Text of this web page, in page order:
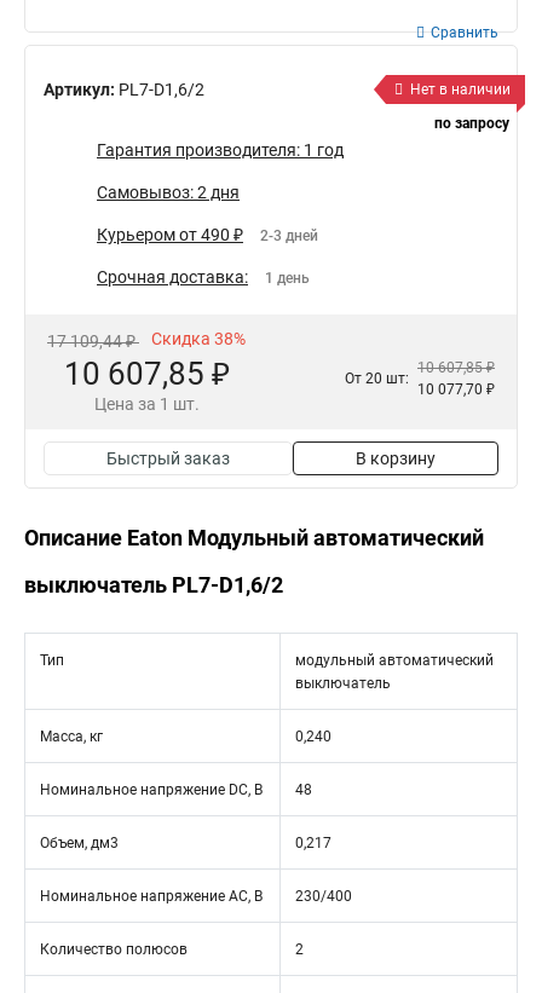
Артикул: PL7-D1,6/2
Сравнить
Нет в наличии
по запросу
Гарантия производителя: 1 год
Самовывоз: 2 дня
Курьером от 490 ₽ 2-3 дней
Срочная доставка: 1 день
17 109,44 ₽ Скидка 38%
10 607,85 ₽
Цена за 1 шт.
От 20 шт:
10 607,85 ₽
10 077,70 ₽
Быстрый заказ В корзину
Описание Eaton Модульный автоматический
выключатель PL7-D1,6/2
Тип
модульный автоматический
выключатель
Масса, кг 0,240
Номинальное напряжение DC, В 48
Объем, дм3 0,217
Номинальное напряжение АС, В 230/400
Количество полюсов 2